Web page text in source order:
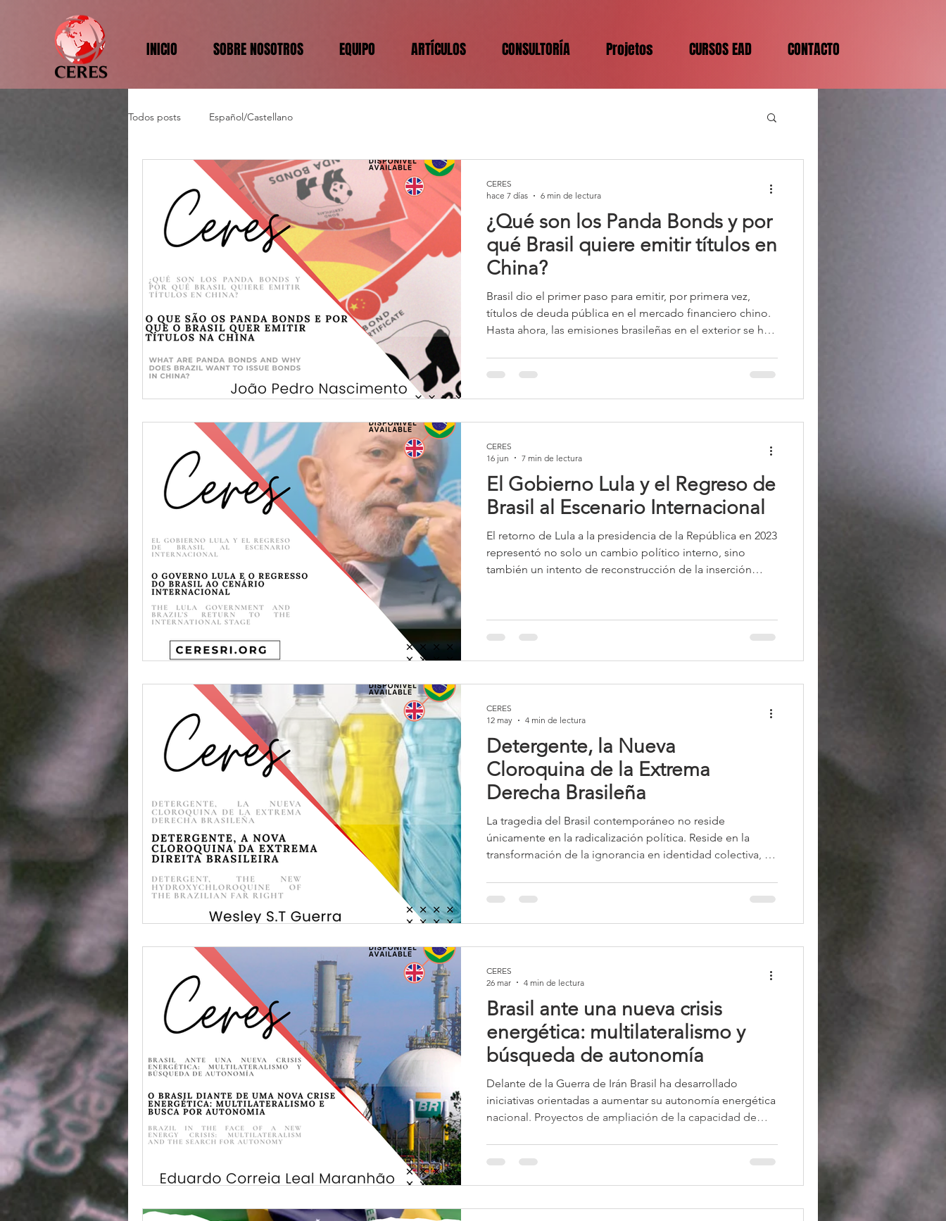
INICIO SOBRE NOSOTROS EQUIPO ARTÍCULOS CONSULTORÍA Projetos CURSOS EAD CONTACTO
Todos posts Español/Castellano
¿Qué son los Panda Bonds y por
qué Brasil quiere emitir títulos en
China?
Brasil dio el primer paso para emitir, por primera vez,
títulos de deuda pública en el mercado financiero chino.
Hasta ahora, las emisiones brasileñas en el exterior se han
pretende acceder directamente al mercado de capitales
chino y captar recursos en yuanes, la moneda de China.
CERES
hace 7 días
6 min de lectura
El Gobierno Lula y el Regreso de
Brasil al Escenario Internacional
El retorno de Lula a la presidencia de la República en 2023
representó no solo un cambio político interno, sino
también un intento de reconstrucción de la inserción
debilitamiento del multilateralismo brasileño, el nuevo
gobierno pasó a defender nuevamente una actuación
CERES
16 jun
7 min de lectura
Detergente, la Nueva
Cloroquina de la Extrema
Derecha Brasileña
La tragedia del Brasil contemporáneo no reside
únicamente en la radicalización política. Reside en la
transformación de la ignorancia en identidad colectiva, de
de ser simplemente un movimiento político, se convirtió
en un fenómeno cultural marcado por la estetización de
CERES
12 may
4 min de lectura
Brasil ante una nueva crisis
energética: multilateralismo y
búsqueda de autonomía
Delante de la Guerra de Irán Brasil ha desarrollado
iniciativas orientadas a aumentar su autonomía energética
nacional. Proyectos de ampliación de la capacidad de
diésel, con el objetivo de reducir la vulnerabilidad del
país ante posibles crisis internacionales del mercado
CERES
26 mar
4 min de lectura